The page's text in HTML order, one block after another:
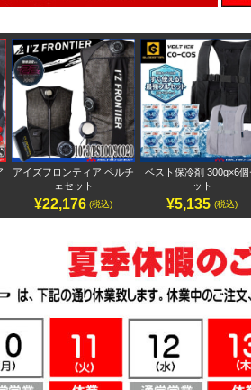
アイズフロンティア ペルチ
ェセット
¥22,176 (税込)
ベスト保冷剤 300g×6個
ット
¥5,135 (税込)